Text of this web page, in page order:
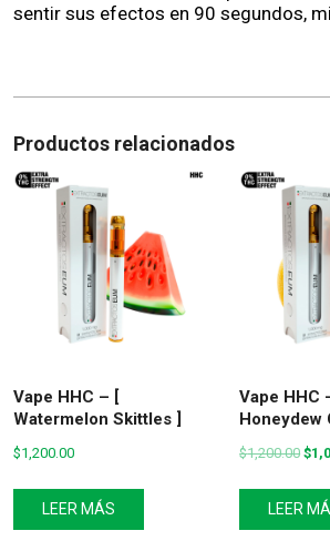
sentir sus efectos en 90 segundos,
Productos relacionados
Vape HHC – [
Watermelon Skittles ]
$1,200.00
LEER MÁS
Vape HHC
Honeydew
$1,200.00 $
LEER